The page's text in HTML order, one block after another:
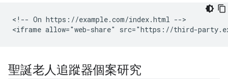
<!-- On https://example.com/index.html -->
聖誕老人追蹤器個案研究